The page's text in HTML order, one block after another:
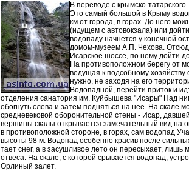
В переводе с крымско-
Это самый большой в Крыму
км от города, в горах. До него
(идущем с автовокзала) или
водопаду начнется у конечной
домом-музеем А.П. Чехова.
Исарское шоссе, по нему дойти
На противоположном берегу от
ведущая к подсобному
нужно, не заходя на его
Водопадной, перейти приток и
отделения санатория им. Куйбышева "Исары" Над
обогнуть слева и затем подняться на нее. На скале
средневековой оборонительной стены - Исар,
вершины скалы открывается замечательный вид на
в противоположной стороне, в горах, сам водопад
высоты 98 м. Водопад особенно красив после
тает снег, а в засушливое лето он пересыхает, лишь
отвеса. На скале, с которой срывается водопад,
Орлиный залет.